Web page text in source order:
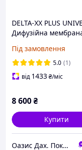
DELTA-XX PLUS
Дифузійна
м2
Під замовлення
5.0 (1)
від 1433₴/міс
8 600₴
Купити
Оазис Дах. Покрівля з міді, титан-цинку, алюмінію, кераміки.